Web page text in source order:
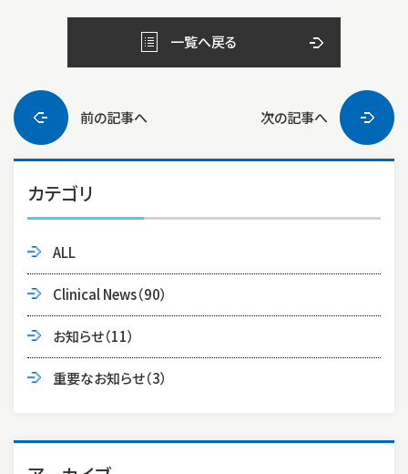
前の記事へ
一覧へ戻る
次の記事へ
カテゴリ
ALL
Clinical News（90）
お知らせ（11）
重要なお知らせ（3）